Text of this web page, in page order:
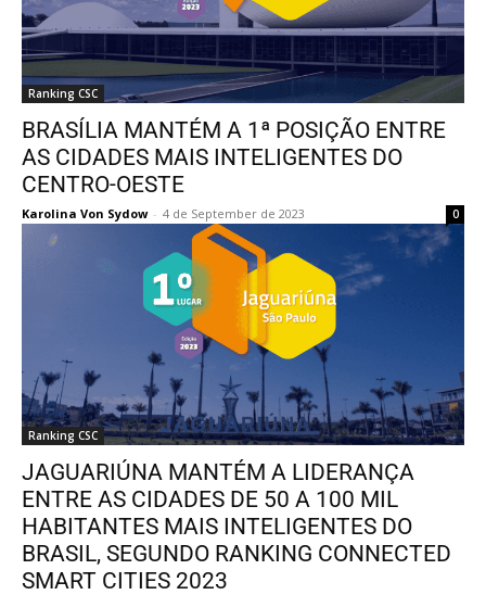
Ranking CSC
BRASÍLIA MANTÉM A 1ª POSIÇÃO ENTRE
AS CIDADES MAIS INTELIGENTES DO
CENTRO-OESTE
Karolina Von Sydow - 4 de September de 2023 0
Ranking CSC
JAGUARIÚNA MANTÉM A LIDERANÇA
ENTRE AS CIDADES DE 50 A 100 MIL
HABITANTES MAIS INTELIGENTES DO
BRASIL, SEGUNDO RANKING CONNECTED
SMART CITIES 2023